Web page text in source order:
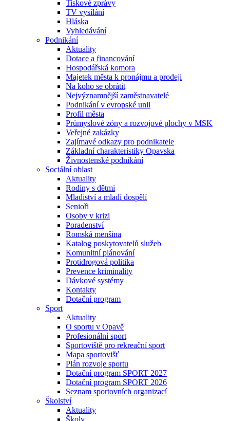
Tiskové zprávy
TV vysílání
Hláska
Vyhledávání
Podnikání
Aktuality
Dotace a financování
Hospodářská komora
Majetek města k pronájmu a prodeji
Na koho se obrátit
Nejvýznamnější zaměstnavatelé
Podnikání v evropské unii
Profil města
Průmyslové zóny a rozvojové plochy v MSK
Veřejné zakázky
Zajímavé odkazy pro podnikatele
Základní charakteristiky Opavska
Živnostenské podnikání
Sociální oblast
Aktuality
Rodiny s dětmi
Mladiství a mladí dospělí
Senioři
Osoby v krizi
Poradenství
Romská menšina
Katalog poskytovatelů služeb
Komunitní plánování
Protidrogová politika
Prevence kriminality
Dávkové systémy
Kontakty
Dotační program
Sport
Aktuality
O sportu v Opavě
Profesionální sport
Sportoviště pro rekreační sport
Mapa sportovišť
Plán rozvoje sportu
Dotační program SPORT 2027
Dotační program SPORT 2026
Seznam sportovních organizací
Školství
Aktuality